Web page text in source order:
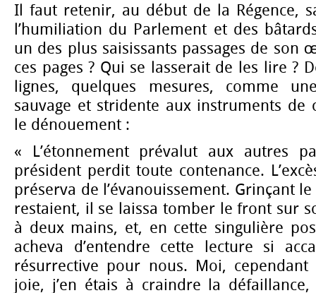
Il faut retenir, au début de la Régence,
l’humiliation du Parlement et des
un des plus saisissants passages de son
ces pages ? Qui se lasserait de les lire ?
lignes, quelques mesures, comme
sauvage et stridente aux instruments de
le dénouement :
« L’étonnement prévalut aux autres
président perdit toute contenance.
préserva de l’évanouissement. Grinçant
restaient, il se laissa tomber le front sur
à deux mains, et, en cette singulière
acheva d’entendre cette lecture si
résurrective pour nous. Moi,
joie, j’en étais à craindre la